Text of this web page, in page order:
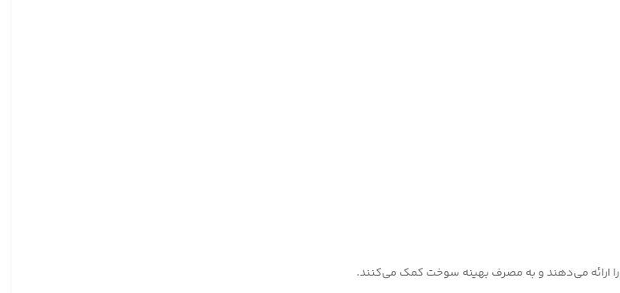
را ارائه می‌دهند و به مصرف بهینه سوخت کمک می‌کنند.